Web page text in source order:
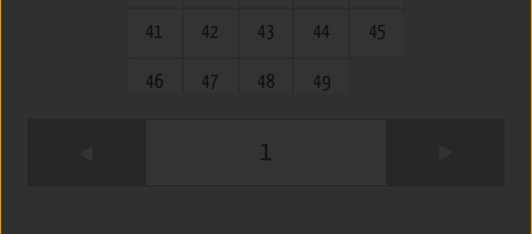
41 42 43 44 45
46 47 48 49
1